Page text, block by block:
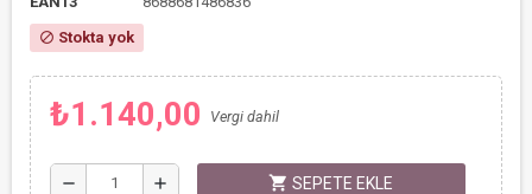
block Stokta yok
₺1.140,00 Vergi dahil
remove add shopping_cart SEPETE EKLE